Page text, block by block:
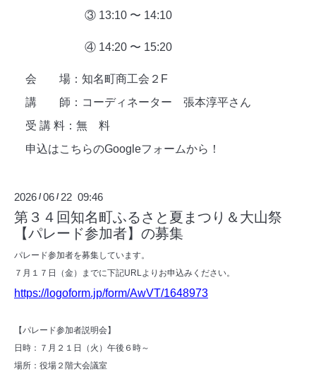
③ 13:10 〜 14:10
④ 14:20 〜 15:20
会 場：知名町商工会２F
講 師：コーディネーター 張本淳平さん
受 講 料：無 料
申込はこちらのGoogleフォームから！
2026 /06 / 22 09:46
第３４回知名町ふるさと夏まつり＆大山祭
【パレード参加者】の募集
パレード参加者を募集しています。
７月１７日（金）までに下記URLよりお申込みください。
https://logoform.jp/form/AwVT/1648973
【パレード参加者説明会】
日時：７月２１日（火）午後６時～
場所：役場２階大会議室